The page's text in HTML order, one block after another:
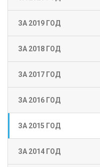
ЗА 2019 ГОД
ЗА 2018 ГОД
ЗА 2017 ГОД
ЗА 2016 ГОД
ЗА 2015 ГОД
ЗА 2014 ГОД